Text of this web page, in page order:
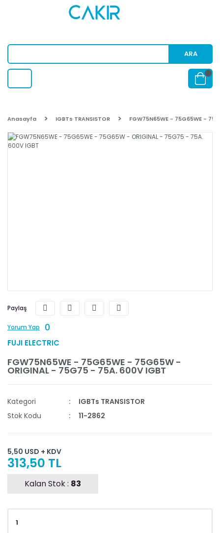
ARA
Anasayfa IGBTs TRANSISTOR FGW75N65WE - 75G65WE -
Paylaş
Yorum Yap 0
FUJI ELECTRIC
FGW75N65WE - 75G65WE - 75G65W -
ORIGINAL - 75G75 - 75A. 600V IGBT
Kategori
IGBTs TRANSISTOR
Stok Kodu
11-2862
5,50 USD + KDV
313,50 TL
Kalan Stok : 83